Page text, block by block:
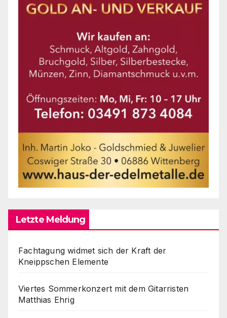
Letzte Meldung
Fachtagung widmet sich der Kraft der
Kneippschen Elemente
Viertes Sommerkonzert mit dem Gitarristen
Matthias Ehrig